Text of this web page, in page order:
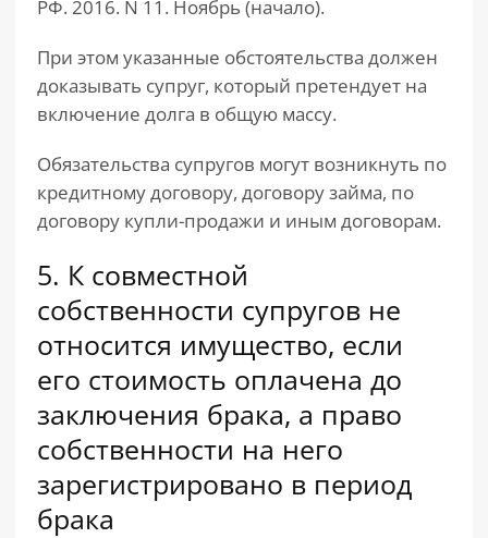
РФ. 2016. N 11. Ноябрь (начало).
При этом указанные обстоятельства должен
доказывать супруг, который претендует на
включение долга в общую массу.
Обязательства супругов могут возникнуть по
кредитному договору, договору займа, по
договору купли-продажи и иным договорам.
5. К совместной
собственности супругов не
относится имущество, если
его стоимость оплачена до
заключения брака, а право
собственности на него
зарегистрировано в период
брака